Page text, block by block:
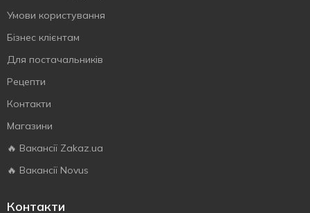
Умови користування
Бізнес клієнтам
Для постачальників
Рецепти
Контакти
Магазини
🔥 Вакансії Zakaz.ua
🔥 Вакансії Novus
Контакти